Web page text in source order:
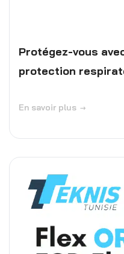
Protégez-vous
protection
En savoir plus